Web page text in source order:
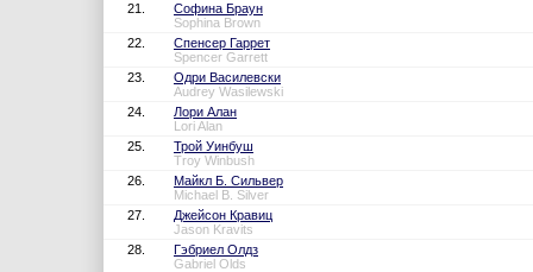
21.
Софина Браун
Sophina Brown
22.
Спенсер Гаррет
Spencer Garrett
23.
Одри Василевски
Audrey Wasilewski
24.
Лори Алан
Lori Alan
25.
Трой Уинбуш
Troy Winbush
26.
Майкл Б. Сильвер
Michael B. Silver
27.
Джейсон Кравиц
Jason Kravits
28.
Гэбриел Олдз
Gabriel Olds